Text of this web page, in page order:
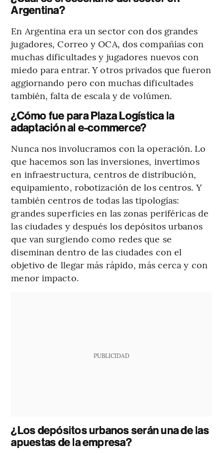
Argentina?
En Argentina era un sector con dos grandes
jugadores, Correo y OCA, dos compañías con
muchas dificultades y jugadores nuevos con
miedo para entrar. Y otros privados que fueron
aggiornando pero con muchas dificultades
también, falta de escala y de volúmen.
¿Cómo fue para Plaza Logística la
adaptación al e-commerce?
Nunca nos involucramos con la operación. Lo
que hacemos son las inversiones, invertimos
en infraestructura, centros de distribución,
equipamiento, robotización de los centros. Y
también centros de todas las tipologías:
grandes superficies en las zonas periféricas de
las ciudades y después los depósitos urbanos
que van surgiendo como redes que se
diseminan dentro de las ciudades con el
objetivo de llegar más rápido, más cerca y con
menor impacto.
PUBLICIDAD
¿Los depósitos urbanos serán una de las
apuestas de la empresa?